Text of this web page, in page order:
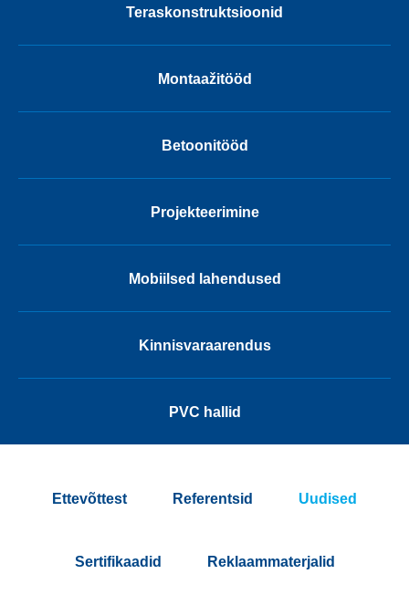
Teraskonstruktsioonid
Montaažitööd
Betoonitööd
Projekteerimine
Mobiilsed lahendused
Kinnisvaraarendus
PVC hallid
Ettevõttest Referentsid Uudised
Sertifikaadid Reklaammaterjalid